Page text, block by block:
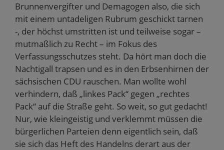
Brunnenvergifter und Demagogen also, die sich
mit einem untadeligen Rubrum geschickt tarnen
-, der höchst umstritten ist und teilweise sogar –
mutmaßlich zu Recht – im Fokus des
Verfassungsschutzes steht. Da hört man doch die
Nachtigall trapsen und es in den Erbsenhirnen der
sächsischen CDU rauschen. Man wollte wohl
verhindern, daß „linkes Pack“ gegen „rechtes
Pack“ auf die Straße geht. So weit, so gut gedacht!
Nur, wie kleingeistig und verklemmt müssen die
bürgerlichen Parteien denn eigentlich sein, daß
sie sich das Heft des Handelns derart aus der